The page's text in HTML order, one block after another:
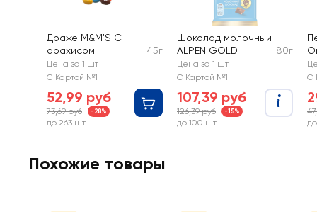
Драже M&M'S С
арахисом
45г
Цена за 1 шт
С Картой №1
52,99 руб
73,69 руб -28%
до 263 шт
Шоколад молочный
ALPEN GOLD
80г
Цена за 1 шт
С Картой №1
107,39 руб
126,39 руб -15%
до 100 шт
С
Похожие товары